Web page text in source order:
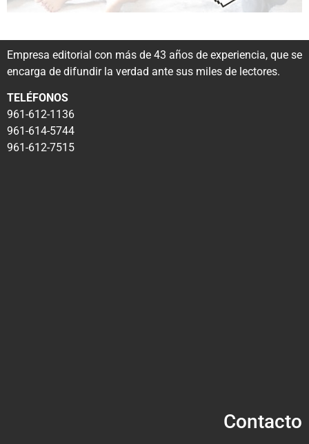
Empresa editorial con más de 43 años de experiencia, que se
encarga de difundir la verdad ante sus miles de lectores.
TELÉFONOS
961-612-1136
961-614-5744
961-612-7515
Contacto